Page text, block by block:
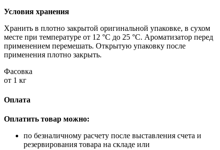
Условия хранения
Хранить в плотно закрытой оригинальной упаковке, в сухом
месте при температуре от 12 °C до 25 °C. Ароматизатор перед
применением перемешать. Открытую упаковку после
применения плотно закрыть.
Фасовка
от 1 кг
Оплата
Оплатить товар можно:
по безналичному расчету после выставления счета и
резервирования товара на складе или